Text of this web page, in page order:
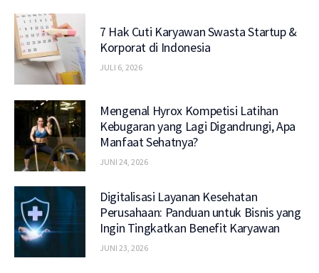
7 Hak Cuti Karyawan Swasta Startup &
Korporat di Indonesia
JULI 6, 2026
Mengenal Hyrox Kompetisi Latihan
Kebugaran yang Lagi Digandrungi, Apa
Manfaat Sehatnya?
JUNI 24, 2026
Digitalisasi Layanan Kesehatan
Perusahaan: Panduan untuk Bisnis yang
Ingin Tingkatkan Benefit Karyawan
JUNI 23, 2026